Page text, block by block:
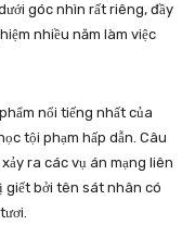
góc nhìn rất riêng, đầy
nhiều năm làm việc
nổi tiếng nhất của
tội phạm hấp dẫn. Câu
ra các vụ án mạng liên
giết bởi tên sát nhân có